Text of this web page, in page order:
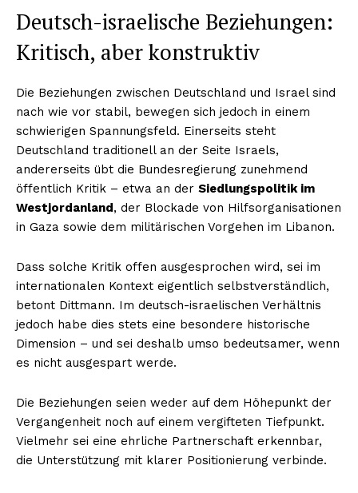
Deutsch-israelische Beziehungen:
Kritisch, aber konstruktiv
Die Beziehungen zwischen Deutschland und Israel sind
nach wie vor stabil, bewegen sich jedoch in einem
schwierigen Spannungsfeld. Einerseits steht
Deutschland traditionell an der Seite Israels,
andererseits übt die Bundesregierung zunehmend
öffentlich Kritik – etwa an der Siedlungspolitik im
Westjordanland, der Blockade von Hilfsorganisationen
in Gaza sowie dem militärischen Vorgehen im Libanon.
Dass solche Kritik offen ausgesprochen wird, sei im
internationalen Kontext eigentlich selbstverständlich,
betont Dittmann. Im deutsch-israelischen Verhältnis
jedoch habe dies stets eine besondere historische
Dimension – und sei deshalb umso bedeutsamer, wenn
es nicht ausgespart werde.
Die Beziehungen seien weder auf dem Höhepunkt der
Vergangenheit noch auf einem vergifteten Tiefpunkt.
Vielmehr sei eine ehrliche Partnerschaft erkennbar,
die Unterstützung mit klarer Positionierung verbinde.